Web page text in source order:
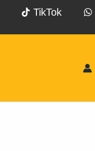
TikTok